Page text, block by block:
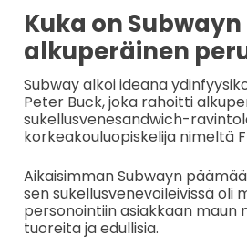
Kuka on Subwayn
alkuperäinen
Subway alkoi ideana
Peter Buck, joka rahoitti
sukellusvenesandwich-
korkeakouluopiskelija nimeltä
Aikaisimman Subwayn
sen sukellusvenevoileivissä oli
personointiin asiakkaan maun
tuoreita ja edullisia.